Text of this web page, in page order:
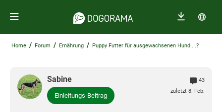
Home / Forum / Ernährung / Puppy Futter für ausgewachsenen Hund....?
Sabine
Einleitungs-Beitrag
43
zuletzt 8. Feb.